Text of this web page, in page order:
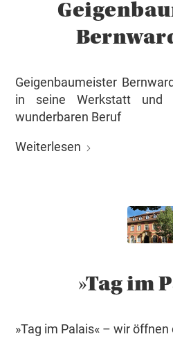
Geigenbaumeister
in seine Werkstatt und
wunderbaren Beruf
Weiterlesen
»Tag im
»Tag im Palais« – wir